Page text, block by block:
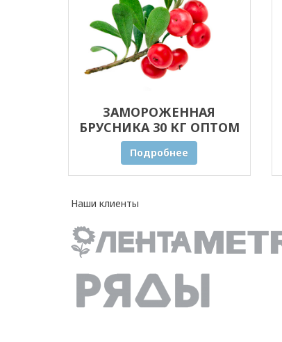
ЗАМОРОЖЕННАЯ
БРУСНИКА 30 КГ ОПТОМ
Подробнее
Наши клиенты